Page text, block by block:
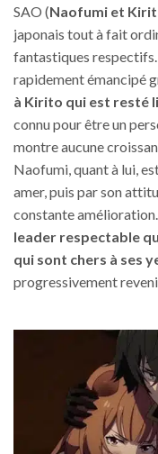
SAO (Naofumi et
japonais tout à fait
fantastiques
rapidement émancipé
à Kirito qui est resté
connu pour être un
montre aucune
Naofumi, quant à lui,
amer, puis par son
constante
leader respectable
qui sont chers à ses
progressivement